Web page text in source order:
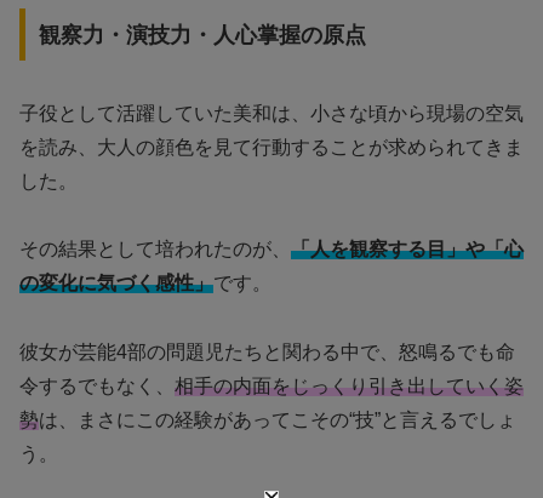
観察力・演技力・人心掌握の原点
子役として活躍していた美和は、小さな頃から現場の空気
を読み、大人の顔色を見て行動することが求められてきま
した。
その結果として培われたのが、 「人を観察する目」や「心
の変化に気づく感性」です。
彼女が芸能4部の問題児たちと関わる中で、怒鳴るでも命
令するでもなく、 相手の内面をじっくり引き出していく姿
勢は、まさにこの経験があってこその“技”と言えるでしょ
う。